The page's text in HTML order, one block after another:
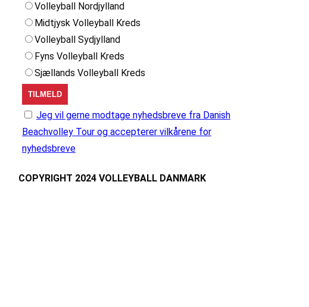
Volleyball Nordjylland
Midtjysk Volleyball Kreds
Volleyball Sydjylland
Fyns Volleyball Kreds
Sjællands Volleyball Kreds
Jeg vil gerne modtage nyhedsbreve fra Danish
Beachvolley Tour og accepterer vilkårene for
nyhedsbreve
COPYRIGHT 2024 VOLLEYBALL DANMARK